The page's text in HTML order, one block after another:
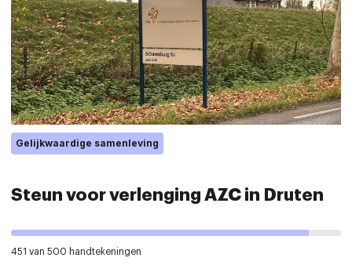
Gelijkwaardige samenleving
Steun voor verlenging AZC in Druten
451 van 500 handtekeningen